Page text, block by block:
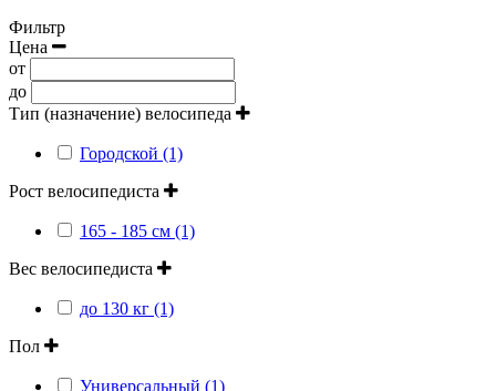
Фильтр
Цена
от
до
Тип (назначение) велосипеда
Городской (1)
Рост велосипедиста
165 - 185 см (1)
Вес велосипедиста
до 130 кг (1)
Пол
Универсальный (1)